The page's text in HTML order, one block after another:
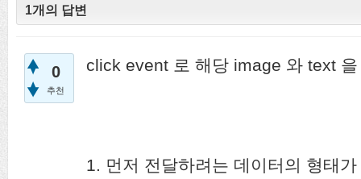
1개의 답변
0
추천
click event 로 해당 image 와 text
1. 먼저 전달하려는 데이터의 형태